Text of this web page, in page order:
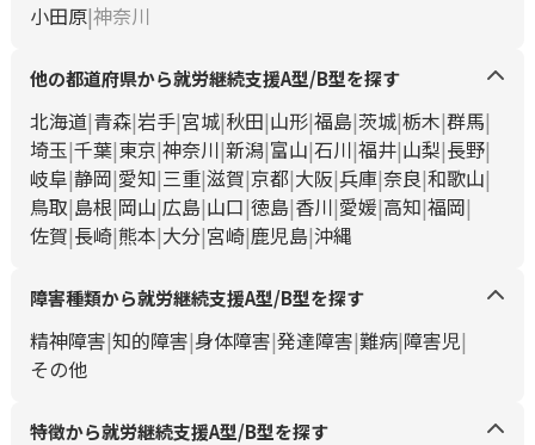
小田原 神奈川
他の都道府県から就労継続支援A型/B型を探す
北海道 青森 岩手 宮城 秋田 山形 福島 茨城 栃木 群馬
埼玉 千葉 東京 神奈川 新潟 富山 石川 福井 山梨 長野
岐阜 静岡 愛知 三重 滋賀 京都 大阪 兵庫 奈良 和歌山
鳥取 島根 岡山 広島 山口 徳島 香川 愛媛 高知 福岡
佐賀 長崎 熊本 大分 宮崎 鹿児島 沖縄
障害種類から就労継続支援A型/B型を探す
精神障害 知的障害 身体障害 発達障害 難病 障害児
その他
特徴から就労継続支援A型/B型を探す